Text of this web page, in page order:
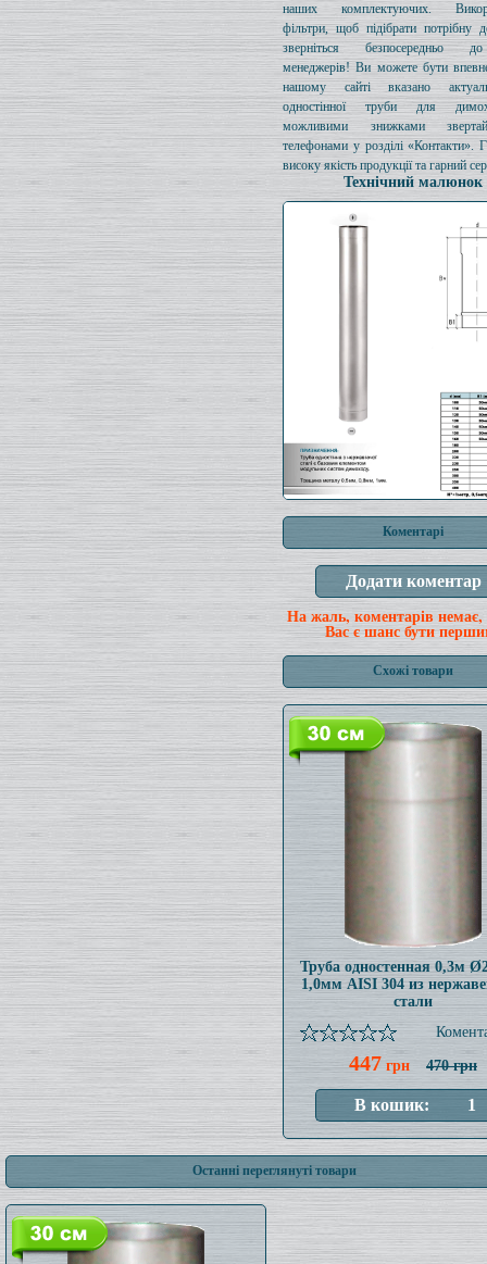
наших комплектуючих.
фільтри, щоб підібрати потрібну
зверніться безпосередньо
менеджерів! Ви можете бути
нашому сайті вказано
одностінної труби для
можливими знижками
телефонами у розділі «Контакти».
високу якість продукції та гарний
Технічний малюнок
Коментарі
На жаль, коментарів немає,
Вас є шанс бути
Схожі товари
Труба одностенная 0,3м
1,0мм AISI 304 из
стали
447 грн 470 грн
Останні переглянуті товари